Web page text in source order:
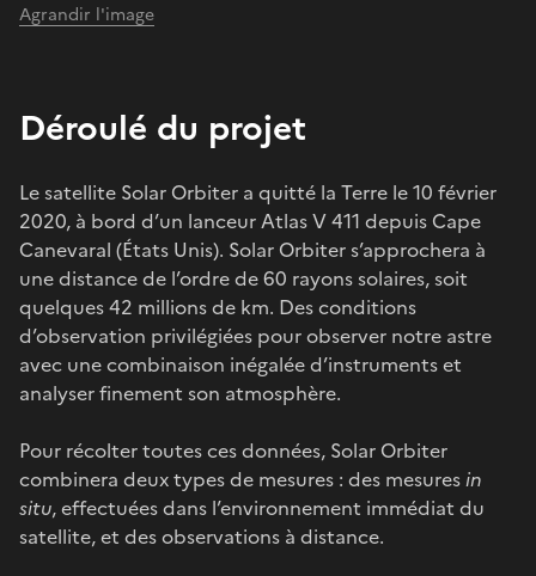
Agrandir l'image
Déroulé du projet
Le satellite Solar Orbiter a quitté la Terre le 10 février
2020, à bord d’un lanceur Atlas V 411 depuis Cape
Canevaral (États Unis). Solar Orbiter s’approchera à
une distance de l’ordre de 60 rayons solaires, soit
quelques 42 millions de km. Des conditions
d’observation privilégiées pour observer notre astre
avec une combinaison inégalée d’instruments et
analyser finement son atmosphère.
Pour récolter toutes ces données, Solar Orbiter
combinera deux types de mesures : des mesuresin
situ, effectuées dans l’environnement immédiat du
satellite, et des observations à distance.